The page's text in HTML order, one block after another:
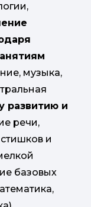
музыка,
развитию и
речи,
и
базовых